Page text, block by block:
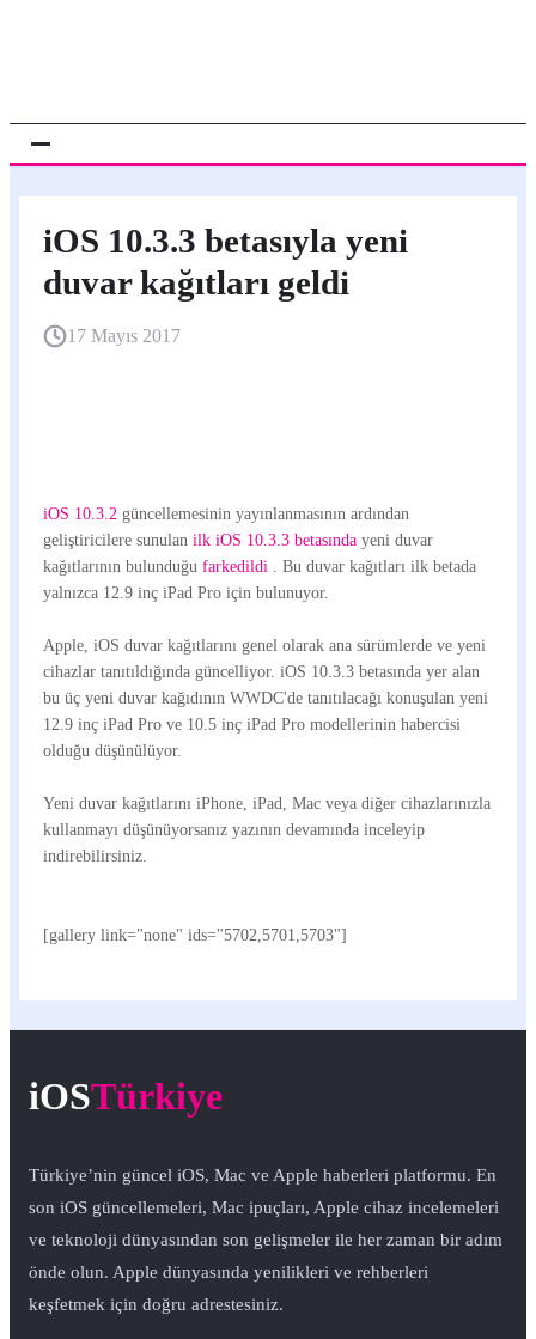
iOS 10.3.3 betasıyla yeni
duvar kağıtları geldi
17 Mayıs 2017
iOS 10.3.2 güncellemesinin yayınlanmasının ardından
geliştiricilere sunulan ilk iOS 10.3.3 betasında yeni duvar
kağıtlarının bulunduğu farkedildi
. Bu duvar kağıtları ilk betada
yalnızca 12.9 inç iPad Pro için bulunuyor.
Apple, iOS duvar kağıtlarını genel olarak ana sürümlerde ve yeni
cihazlar tanıtıldığında güncelliyor. iOS 10.3.3 betasında yer alan
bu üç yeni duvar kağıdının WWDC'de tanıtılacağı konuşulan yeni
12.9 inç iPad Pro ve 10.5 inç iPad Pro modellerinin habercisi
olduğu düşünülüyor.
Yeni duvar kağıtlarını iPhone, iPad, Mac veya diğer cihazlarınızla
kullanmayı düşünüyorsanız yazının devamında inceleyip
indirebilirsiniz.
[gallery link="none" ids="5702,5701,5703"]
iOSTürkiye
Türkiye’nin güncel iOS, Mac ve Apple haberleri platformu. En
son iOS güncellemeleri, Mac ipuçları, Apple cihaz incelemeleri
ve teknoloji dünyasından son gelişmeler ile her zaman bir adım
önde olun. Apple dünyasında yenilikleri ve rehberleri
keşfetmek için doğru adrestesiniz.